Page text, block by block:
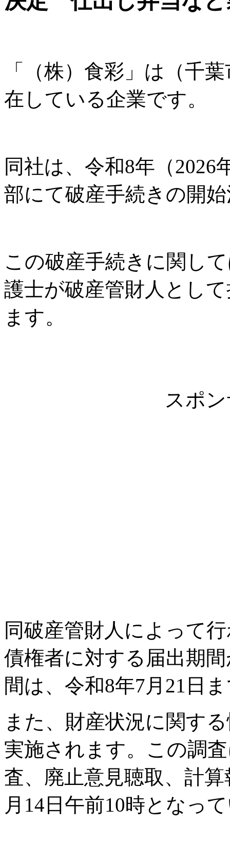
「（株）食彩」は（千
在している企業です。
同社は、令和8年（2026
部にて破産手続きの開
この破産手続きに関し
護士が破産管財人とし
ます。
スポ
同破産管財人によって
債権者に対する届出期
間は、令和8年7月21日
また、財産状況に関す
実施されます。この調
査、廃止意見聴取、計
月14日午前10時となっ